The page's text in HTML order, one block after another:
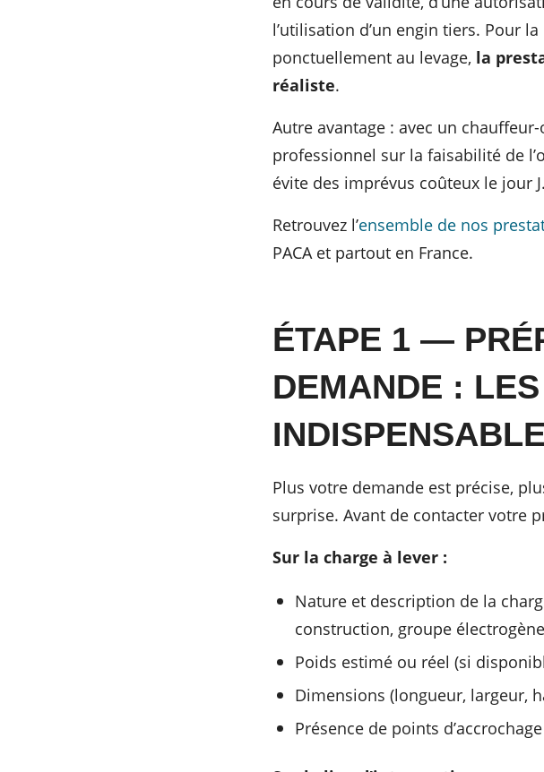
l’utilisation d’un engin tiers. Pour
ponctuellement au levage, la
réaliste.
Autre avantage : avec un
professionnel sur la faisabilité de
évite des imprévus coûteux le jour J.
Retrouvez l’ensemble de nos
PACA et partout en France.
ÉTAPE 1 —
DEMANDE :
Plus votre demande est précise,
surprise. Avant de contacter votre
Sur la charge à lever :
Nature et description de la
construction, groupe
Poids estimé ou réel (si
Dimensions (longueur, largeur,
Présence de points